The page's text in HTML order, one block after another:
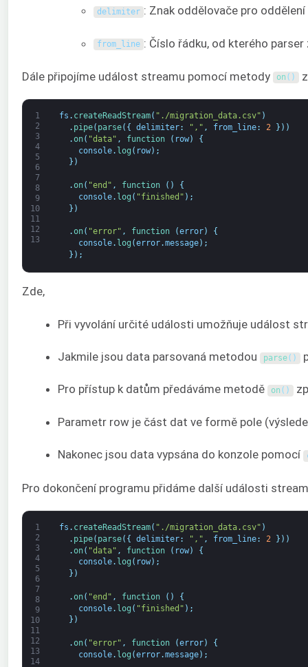
delimiter : Znak oddělovače pro
from_line : Číslo řádku, od kterého
Dále připojíme událost streamu pomocí metody on ( ) z
1
2
3
4
5
6
7
8
9
10
11
12
13
fs . createReadStream( "./migration_data.csv" )
. pipe( parse( { delimiter: "," , from_line: 2 } ) )
.on( "data" , function ( row)
{
console. log ( row) ;
} )
.on( "end" , function ( )
{
console. log ( "finished" ) ;
} )
.on( "error" , function (error)
{
console. log (error.message) ;
} ) ;
Zde,
Při vyvolání určité události umožňuje událost
Jakmile jsou data parsovaná metodou parse( )
Pro přístup k datům předáváme metodě on ( )
Parametr row je část dat ve formě pole
Nakonec jsou data vypsána do konzole pomocí
Pro dokončení programu přidáme další události
1
2
3
4
5
6
7
8
9
10
11
12
13
14
fs . createReadStream( "./migration_data.csv" )
. pipe( parse( { delimiter: "," , from_line: 2 } ) )
.on( "data" , function ( row)
{
console. log ( row) ;
} )
.on( "end" , function ( )
{
console. log ( "finished" ) ;
} )
.on( "error" , function (error)
{
console. log (error.message) ;